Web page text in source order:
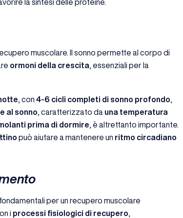
la sintesi delle proteine.
muscolare. Il sonno permette al corpo di
ormoni della crescita, essenziali per la
, con 4-6 cicli completi di sonno profondo,
al sonno, caratterizzato da una temperatura
prima di dormire, è altrettanto importante.
può aiutare a mantenere un ritmo circadiano
per un recupero muscolare
i processi fisiologici di recupero,